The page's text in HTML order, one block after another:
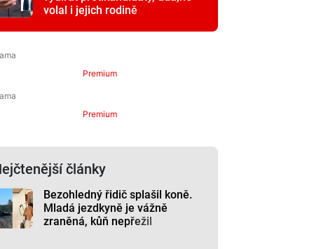
volal i jejich rodině
Premium
Premium
články
Bezohledný řidič splašil koně.
Mladá jezdkyně je vážně
zraněná, kůň nepřežil